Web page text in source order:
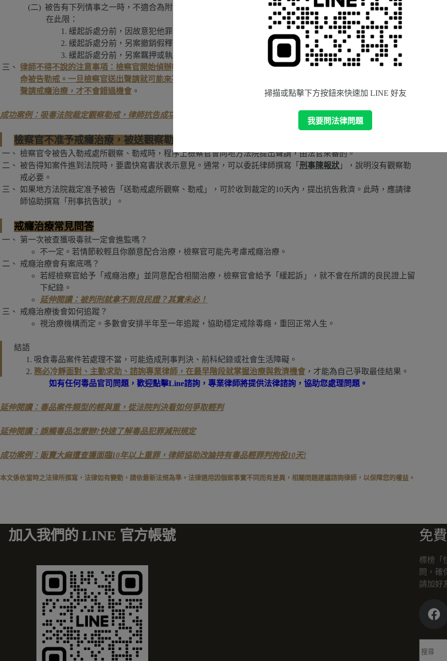
被告有下列情事之一時，不適合為附命完成戒癮治療之緩起訴處分。但無礙其完成戒癮治療之期程者，不
在此限：
緩起訴處分前，因故意犯他罪，經檢察官提起公訴或判決有罪確定。
緩起訴處分前，另案撤銷假釋，等待入監服刑。
緩起訴處分前，另案羈押或執行有期徒刑。
律師不得不說的注意事項：檢察官開始偵辦吸食毒品案件，一旦確認驗出被告有吸毒後，可能會直接向法院聲請
命被告勒戒。一旦檢察官送出聲請就可能來不及了。吸毒被抓，一定要馬上與律師討論，盡快送出書狀才能及時
聲請戒癮治療 ，才不會錯過機會 。
成功案例：吸毒法院裁定觀察勒戒，律師抗告成功免被關
檢察官不准予戒癮治療，被送觀察勒戒，該怎麼辦?
檢察官令被告入勒戒處所觀察、勒戒時，程序上檢察官會向地方法院提出聲請，由法官來審酌。
被告得知案件進到法院時，要盡快寫書狀表示意見。通常，可以委託律師撰寫「 刑事陳報狀 」，說明沒有觀察勒
戒必要。
如果地方法院裁定准予被告「送勒戒處所觀察、勒戒」，可於收到裁定的10天內，提出抗告救濟。此時，應請律
師協助撰寫「刑事抗告狀」。
戒癮治療常見問答
第一次被查獲吸毒就一定會進監嗎？
不一定。若情節較輕且你願意配合治療，檢察官可能先考慮戒癮治療。
戒癮治療會有案底嗎？
若經檢察官給予「戒癮治療」並同意配合相關治療，檢察官會給予「緩起訴」，就不會在所謂的良民證上留
下紀錄。
延伸閱讀：被判刑就拿不到良民證？其實未必！
戒癮治療後會如何追蹤？
視治療機構而定。多數會安排半年至一年追蹤，協助穩定戒除毒癮，重回正常人生。
結語
吸食毒品案件若處理不當，可能造成刑事判決、前科紀錄或社會生活障礙。
務必冷靜面對、主動求助、諮詢專業律師，在最早階段就掌握治療與救濟機會 ，才能為自己爭取最佳結果。
如有任何毒品官司問題，歡迎點擊Line諮詢，專業律師將提供法律諮詢，協助您處理問題。
延伸閱讀：毒品案件類型的輕與重，從法院判決看如何爭取輕判
延伸閱讀：誤觸毒品怎麼辦?快速了解毒品犯罪減刑規定
成功案例：販賣大麻遭查獲面臨10年以上重罪，律師協助改論持有毒品輕罪判拘役10天!
本文係依當時之法律所撰寫，法律如有變動，請依最新法規為準。法律適用因個案事實不同而有差異，相關問題建議諮詢律師，以保障您的權益。
加入我們的 LINE 官方帳號 免
標榜「
問，確
請加好
掃描或點擊下方按鈕來快速加 LINE 好友
我要問法律問題